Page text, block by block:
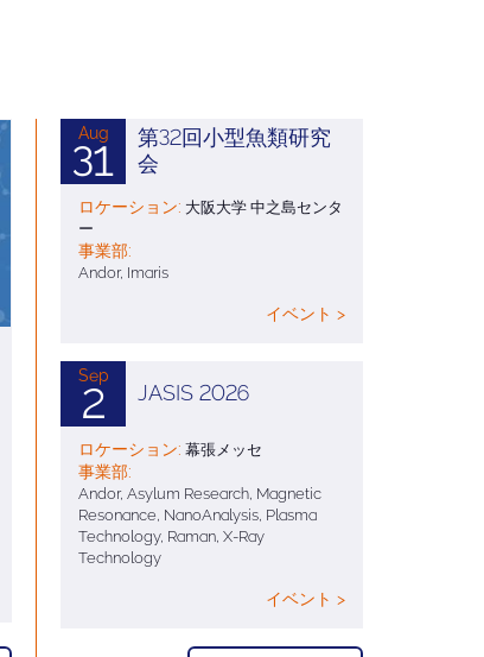
Aug
31
第32回小型魚類研究
会
ロケーション: 大阪大学 中之島センタ
ー
事業部:
Andor, Imaris
イベント >
Sep
2 JASIS 2026
ロケーション: 幕張メッセ
事業部:
Andor, Asylum Research, Magnetic
Resonance, NanoAnalysis, Plasma
Technology, Raman, X-Ray
Technology
イベント >